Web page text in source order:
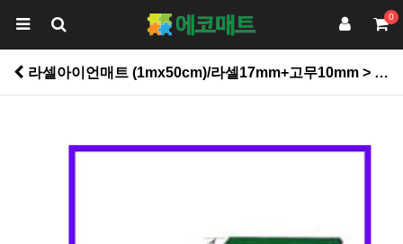
0
라셀아이언매트 (1mx50cm)/라셀17mm+고무10mm > 인조잔디